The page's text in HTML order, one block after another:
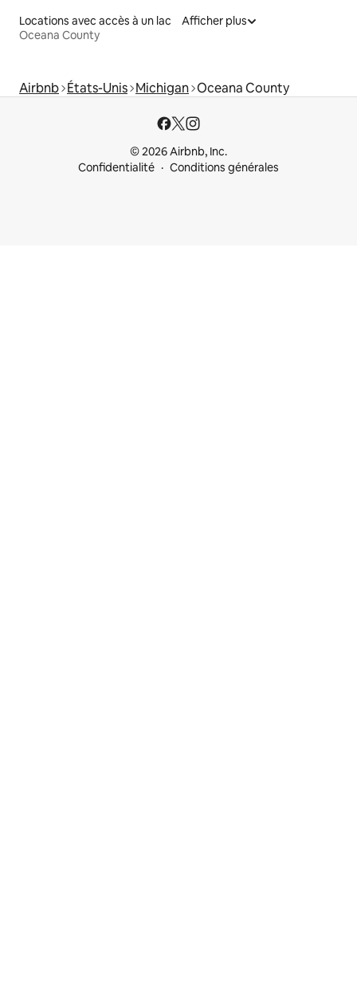
Locations avec accès à un lac
Oceana County
Afficher plus
Airbnb États-Unis Michigan Oceana County
© 2026 Airbnb, Inc.
Confidentialité
Conditions générales